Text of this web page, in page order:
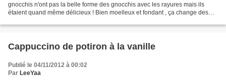
gnocchis n'ont pas la belle forme des gnocchis avec les rayures mais ils
étaient quand même délicieux ! Bien moelleux et fondant , ça change des
Cappuccino de potiron à la vanille
Publié le 04/11/2012 à 00:02
Par LeeYaa